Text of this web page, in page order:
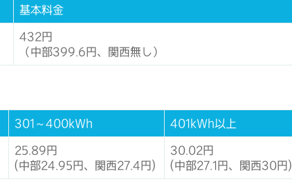
基本料金
432円
（中部399.6円、関西無し）
301～400kWh 401kWh以上
25.89円
(中部24.95円、関西27.4円)
30.02円
(中部27.1円、関西30円)